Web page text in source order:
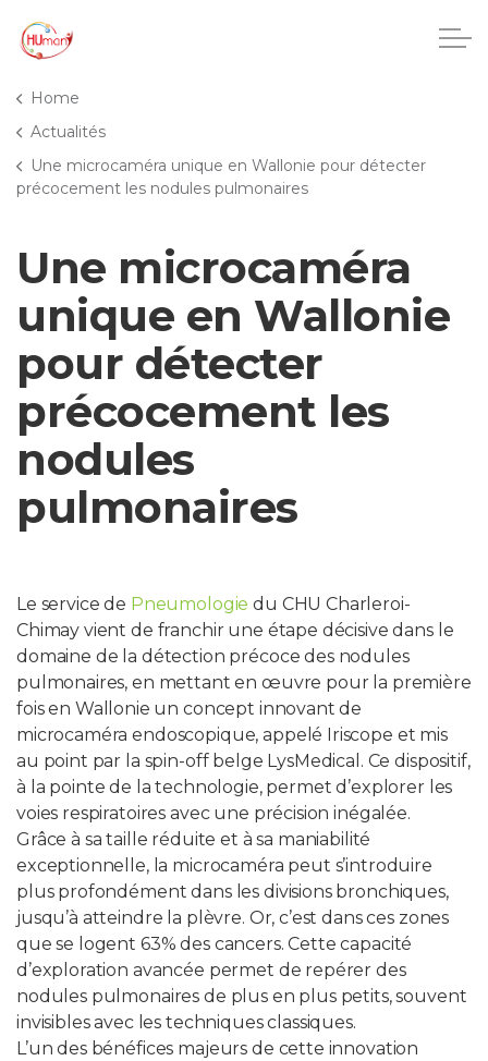
CHU Charleroi-Chimay
Crèches
Pôle enfance et adolescence
Projets IA
HUmani
JOBS ET STAGES
AUDITOIRES
RGPD
071 92 11 11
Home
Actualités
Une microcaméra unique en Wallonie pour détecter
précocement les nodules pulmonaires
Une microcaméra
unique en Wallonie
pour détecter
précocement les
nodules
pulmonaires
Le service de Pneumologie du CHU Charleroi-
Chimay vient de franchir une étape décisive dans le
domaine de la détection précoce des nodules
pulmonaires, en mettant en œuvre pour la première
fois en Wallonie un concept innovant de
microcaméra endoscopique, appelé Iriscope et mis
au point par la spin-off belge LysMedical. Ce dispositif,
à la pointe de la technologie, permet d’explorer les
voies respiratoires avec une précision inégalée.
Grâce à sa taille réduite et à sa maniabilité
exceptionnelle, la microcaméra peut s’introduire
plus profondément dans les divisions bronchiques,
jusqu’à atteindre la plèvre. Or, c’est dans ces zones
que se logent 63% des cancers. Cette capacité
d’exploration avancée permet de repérer des
nodules pulmonaires de plus en plus petits, souvent
invisibles avec les techniques classiques.
L’un des bénéfices majeurs de cette innovation